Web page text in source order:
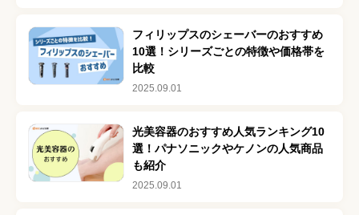
フィリップスのシェーバーのおすすめ
10選！シリーズごとの特徴や価格帯を
比較
2025.09.01
光美容器のおすすめ人気ランキング10
選！パナソニックやケノンの人気商品
も紹介
2025.09.01